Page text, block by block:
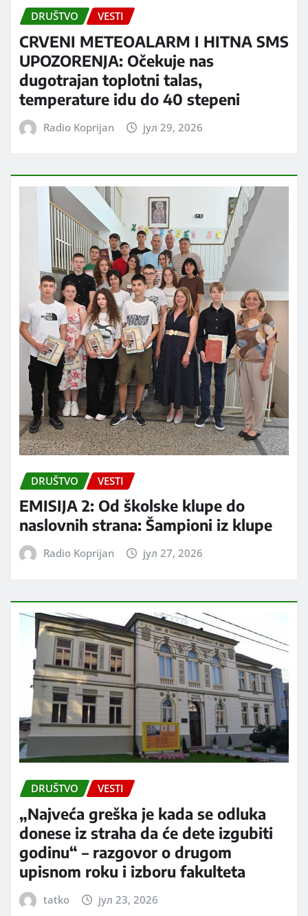
DRUŠTVO VESTI
CRVENI METEOALARM I HITNA SMS
UPOZORENJA: Očekuje nas
dugotrajan toplotni talas,
temperature idu do 40 stepeni
Radio Koprijan јул 29, 2026
DRUŠTVO VESTI
EMISIJA 2: Od školske klupe do
naslovnih strana: Šampioni iz klupe
Radio Koprijan јул 27, 2026
DRUŠTVO VESTI
„Najveća greška je kada se odluka
donese iz straha da će dete izgubiti
godinu“ – razgovor o drugom
upisnom roku i izboru fakulteta
tatko јул 23, 2026